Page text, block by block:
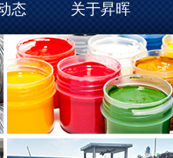
态 关于昇晖